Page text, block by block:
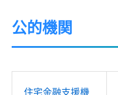
公的機関
住宅金融支援機